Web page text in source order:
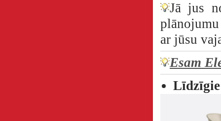
Jā jus
ar jūsu
Esam